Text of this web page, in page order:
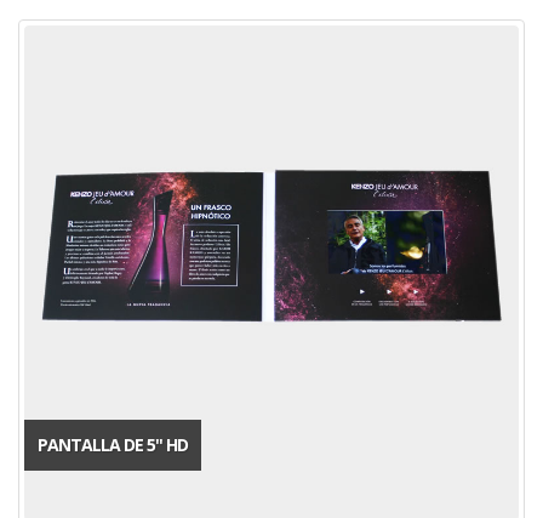
PANTALLA DE 5'' HD